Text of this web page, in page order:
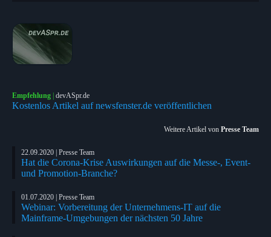
Empfehlung | devASpr.de
Kostenlos Artikel auf newsfenster.de veröffentlichen
Weitere Artikel von Presse Team
22.09.2020 | Presse Team
Hat die Corona-Krise Auswirkungen auf die Messe-, Event-
und Promotion-Branche?
01.07.2020 | Presse Team
Webinar: Vorbereitung der Unternehmens-IT auf die
Mainframe-Umgebungen der nächsten 50 Jahre